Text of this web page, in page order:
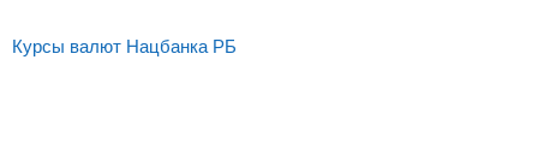
Курсы валют Нацбанка РБ